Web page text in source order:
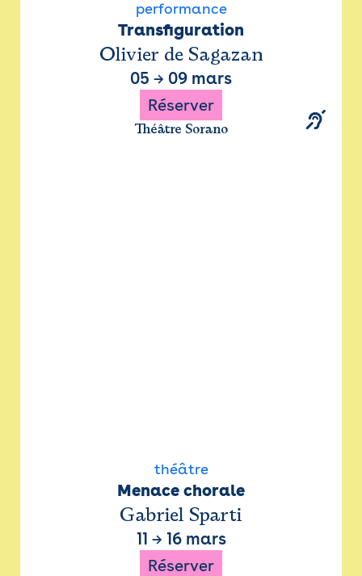
performance
Transfiguration
Olivier de Sagazan
05 → 09 mars
Réserver
Théâtre Sorano
théâtre
Menace chorale
Gabriel Sparti
11 → 16 mars
Réserver